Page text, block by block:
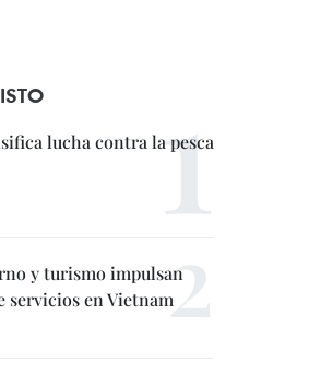
lucha contra la pesca
y turismo impulsan
servicios en Vietnam